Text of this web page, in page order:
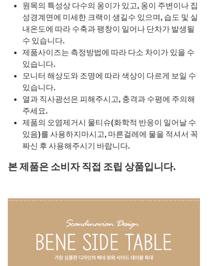
원목의 특성상 다수의 옹이가 있고, 옹이 주변이나 집
성경계면에 미세한 크랙이 생길수 있으며, 습도 및 실
내온도에 따라 수축과 팽창이 일어나 단차가 발생될
수 있습니다.
제품사이즈는 측정방법에 따라 다소 차이가 있을 수
있습니다.
모니터 해상도와 조명에 따라 색상이 다르게 보일 수
있습니다.
열과 직사광선은 피해주시고, 충격과 수평에 주의해
주세요.
제품의 오염제거시 물티슈(화학적 반응이 일어날 수
있음)를 사용하지마시고, 마른걸레에 물을 적셔서 꼭
짜신 후 사용해주시기 바랍니다.
본 제품은 소비자 직접 조립 상품입니다.